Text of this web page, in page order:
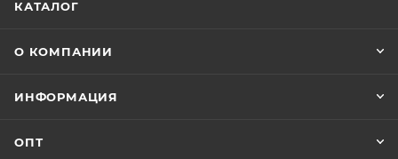
КАТАЛОГ
О КОМПАНИИ
ИНФОРМАЦИЯ
ОПТ